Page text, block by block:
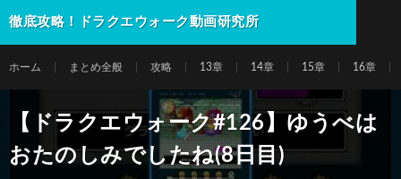
徹底攻略！ドラクエウォーク動画研究所
ホーム まとめ全般 攻略 13章 14章 15章 16章
【ドラクエウォーク#126】ゆうべは
おたのしみでしたね(8日目)